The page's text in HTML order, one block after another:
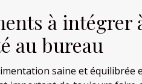
à intégrer
au bureau
saine et équilibrée